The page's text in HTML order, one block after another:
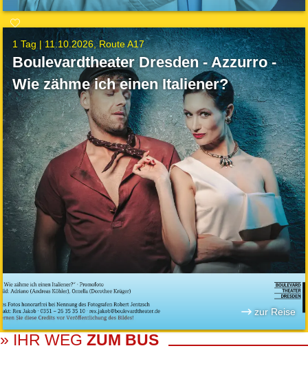
1 Tag |11.10.2026 Route A17
Boulevardtheater Dresden - Azzurro -
Wie zähme ich einen Italiener?
zur Reise
» IHR WEG ZUM BUS